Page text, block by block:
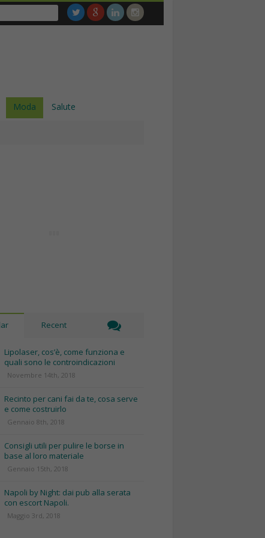
Moda Salute
Recent
Lipolaser, cos’è, come funziona e
quali sono le controindicazioni
Novembre 14th, 2018
Recinto per cani fai da te, cosa serve
e come costruirlo
Gennaio 8th, 2018
Consigli utili per pulire le borse in
base al loro materiale
Gennaio 15th, 2018
Napoli by Night: dai pub alla serata
con escort Napoli.
Maggio 3rd, 2018